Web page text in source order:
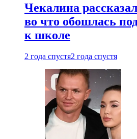
Чекалина
во что обошлась
к школе
2 года спустя2 года спустя